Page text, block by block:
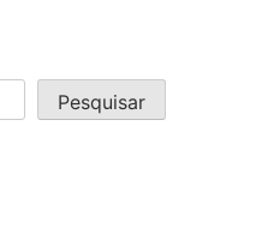
Pesquisar